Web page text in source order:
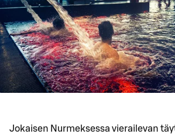
Jokaisen Nurmeksessa vierailevan